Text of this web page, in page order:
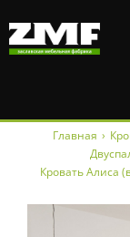
content
Главная ›
Кровать Алиса